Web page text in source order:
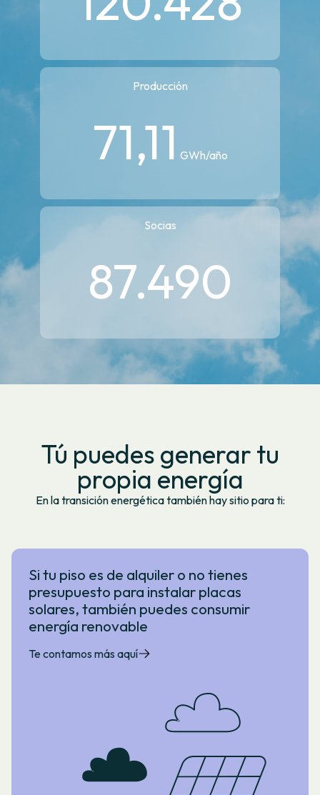
Socias
87.490
Producción
71,11 GWh/año
Tú puedes generar tu
propia energía
En la transición energética también hay sitio para ti:
Si tu piso es de alquiler o no tienes
presupuesto para instalar placas
solares, también puedes consumir
energía renovable
Te contamos más aquí